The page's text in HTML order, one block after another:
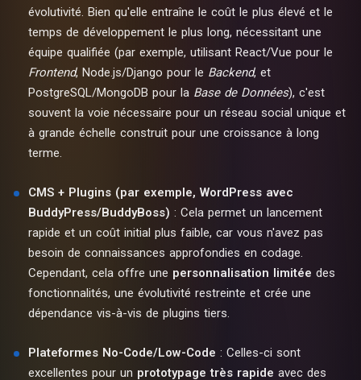
évolutivité. Bien qu'elle entraîne le coût le plus élevé et le
temps de développement le plus long, nécessitant une
équipe qualifiée (par exemple, utilisant React/Vue pour le
Frontend, Node.js/Django pour le Backend, et
PostgreSQL/MongoDB pour la Base de Données), c'est
souvent la voie nécessaire pour un réseau social unique et
à grande échelle construit pour une croissance à long
terme.
CMS + Plugins (par exemple, WordPress avec
BuddyPress/BuddyBoss) : Cela permet un lancement
rapide et un coût initial plus faible, car vous n'avez pas
besoin de connaissances approfondies en codage.
Cependant, cela offre une personnalisation limitée des
fonctionnalités, une évolutivité restreinte et crée une
dépendance vis-à-vis de plugins tiers.
Plateformes No-Code/Low-Code : Celles-ci sont
excellentes pour un prototypage très rapide avec des